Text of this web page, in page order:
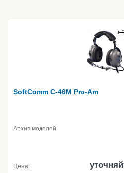
SoftComm C-46M Pro-Am
Архив моделей
Цена: